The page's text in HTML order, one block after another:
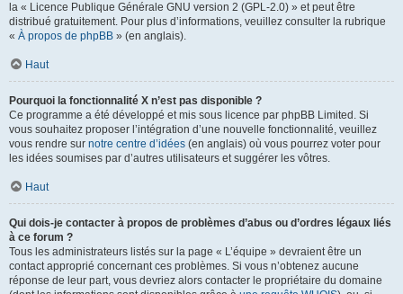
la « Licence Publique Générale GNU version 2 (GPL-2.0) » et peut être
distribué gratuitement. Pour plus d’informations, veuillez consulter la rubrique
« À propos de phpBB » (en anglais).
Haut
Pourquoi la fonctionnalité X n’est pas disponible ?
Ce programme a été développé et mis sous licence par phpBB Limited. Si
vous souhaitez proposer l’intégration d’une nouvelle fonctionnalité, veuillez
vous rendre sur notre centre d’idées (en anglais) où vous pourrez voter pour
les idées soumises par d’autres utilisateurs et suggérer les vôtres.
Haut
Qui dois-je contacter à propos de problèmes d’abus ou d’ordres légaux liés
à ce forum ?
Tous les administrateurs listés sur la page « L’équipe » devraient être un
contact approprié concernant ces problèmes. Si vous n’obtenez aucune
réponse de leur part, vous devriez alors contacter le propriétaire du domaine